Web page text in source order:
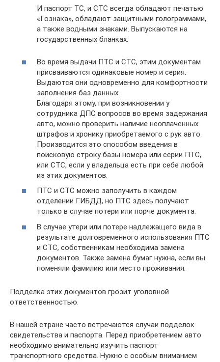
И паспорт ТС, и СТС всегда обладают печатью
«Гознака», обладают защитными голограммами,
а также водными знаками. Выпускаются на
государственных бланках.
Во время выдачи ПТС и СТС, этим документам
присваиваются одинаковые номер и серия.
Выдаются они одновременно для комфортности
заполнения баз данных.
Благодаря этому, при возникновении у
сотрудника ДПС вопросов во время задержания
авто, можно проверить наличие неоплаченных
штрафов и хронику приобретаемого с рук авто.
Производится это способом введения в
поисковую строку базы номера или серии ПТС,
или СТС, если у владельца есть при себе любой
из этих документов.
ПТС и СТС можно заполучить в каждом
отделении ГИБДД, но ПТС здесь получают
только в случае потери или порче документа.
В случае утери или потере надлежащего вида в
результате долговременного использования ПТС
и СТС, собственникам необходима замена
документов. Также замена бумаг нужна, если вы
поменяли фамилию или место проживания.
Подделка этих документов грозит уголовной
ответственностью.
В нашей стране часто встречаются случаи подделок
свидетельства и паспорта. Перед приобретением авто
необходимо внимательно изучить паспорт
транспортного средства. Нужно с особым вниманием